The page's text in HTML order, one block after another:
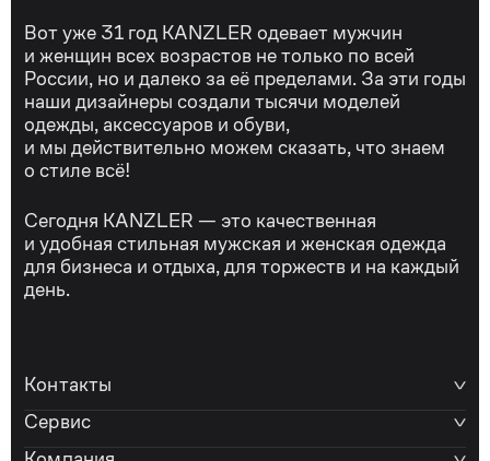
Вот уже 31 год KANZLER одевает мужчин
и женщин всех возрастов не только по всей
России, но и далеко за её пределами. За эти годы
наши дизайнеры создали тысячи моделей
одежды, аксессуаров и обуви,
и мы действительно можем сказать, что знаем
о стиле всё!
Сегодня KANZLER — это качественная
и удобная стильная мужская и женская одежда
для бизнеса и отдыха, для торжеств и на каждый
день.
Контакты
Сервис